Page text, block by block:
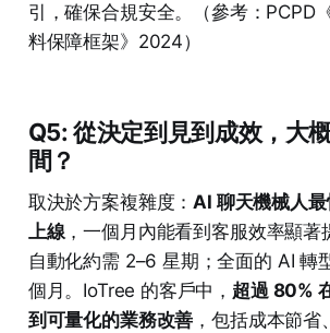
引，確保合規安全。（參考：PCPD
料保障框架》2024）
Q5: 從決定到見到成效，大
間？
取決於方案複雜度：AI 聊天機械人
上線，一個月內能看到客服效率顯著
自動化約需 2–6 星期；全面的 AI 轉
個月。IoTree 的客戶中， 超過 80%
到可量化的業務改善 ，包括成本節